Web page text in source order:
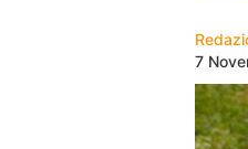
7